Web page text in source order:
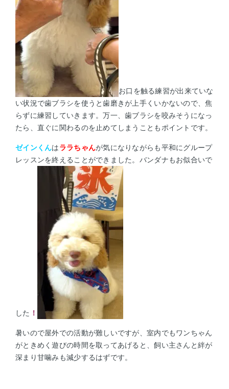
お口を触る練習が出来ていな
い状況で歯ブラシを使うと歯磨きが上手くいかないので、焦
らずに練習していきます。万一、歯ブラシを咬みそうになっ
たら、直ぐに関わるのを止めてしまうこともポイントです。
ゼインくんはララちゃんが気になりながらも平和にグループ
レッスンを終えることができました。バンダナもお似合いで
した ！
暑いので屋外での活動が難しいですが、室内でもワンちゃん
がときめく遊びの時間を取ってあげると、飼い主さんと絆が
深まり甘噛みも減少するはずです。